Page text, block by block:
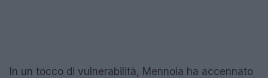
In un tocco di vulnerabilità, Mennoia ha accennato